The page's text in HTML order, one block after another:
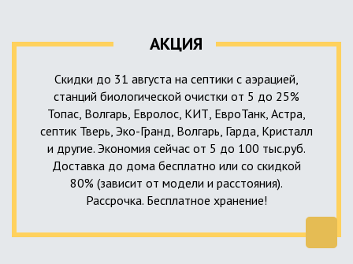
АКЦИЯ
Скидки до 31 августа на септики с аэрацией,
станций биологической очистки от 5 до 25%
Топас, Волгарь, Евролос, КИТ, ЕвроТанк, Астра,
септик Тверь, Эко-Гранд, Волгарь, Гарда, Кристалл
и другие. Экономия сейчас от 5 до 100 тыс.руб.
Доставка до дома бесплатно или со скидкой
80% (зависит от модели и расстояния).
Рассрочка. Бесплатное хранение!